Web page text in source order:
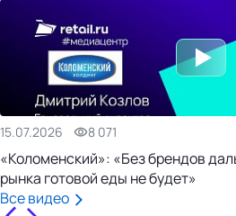
15.07.2026 8 071
«Коломенский»: «Без брендов
рынка готовой еды не будет»
Все видео